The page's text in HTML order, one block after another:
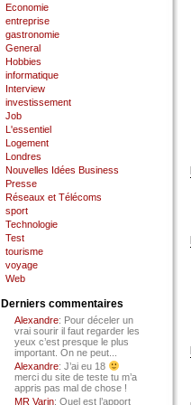
Economie
entreprise
gastronomie
General
Hobbies
informatique
Interview
investissement
Job
L'essentiel
Logement
Londres
Nouvelles Idées Business
Presse
Réseaux et Télécoms
sport
Technologie
Test
tourisme
voyage
Web
Derniers commentaires
Alexandre: Pour déceler un
vrai sourir il faut regarder les
yeux c’est presque le plus
important. On ne peut...
Alexandre: J’ai eu 18
merci du site de teste tu m’a
appris pas mal de chose !
MR Varin: Quel est l’apport